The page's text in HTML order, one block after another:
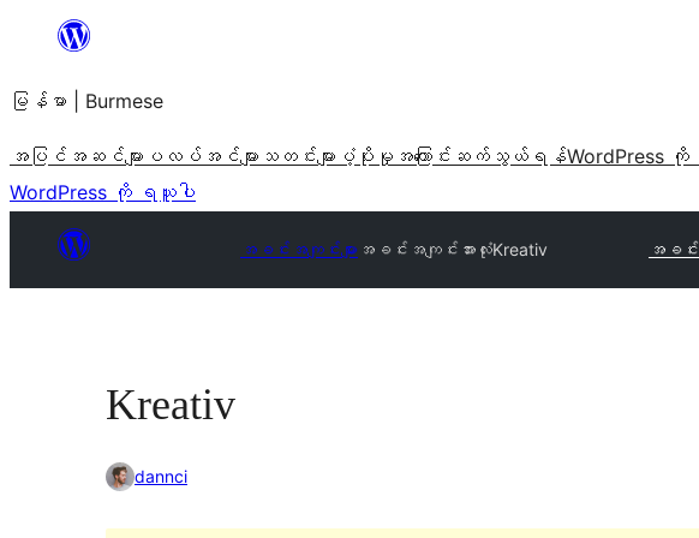
အကြောင်းအရာ
ကျော်သွား
ရန်
မြန်မာ | Burmese
အပြင်အဆင်များ ပလပ်အင်များ သတင်းများ ပံ့ပိုးမှု အကြောင်း ဆက်သွယ်ရန်WordPress
WordPress ကို ရယူပါ
အခင်းအကျင်းများ အခင်းအကျင်းအားလုံးKreativ အခင်
Kreativ
dannci